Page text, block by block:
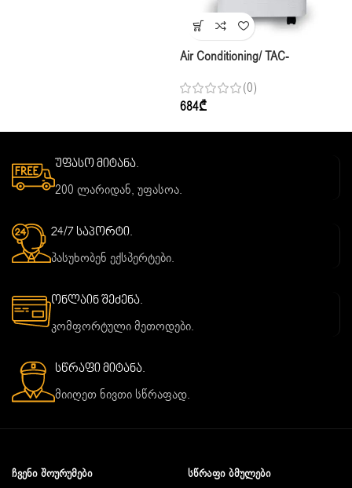
Air Conditioning/ TAC-
Portable, Cooling And Heating, +
Complect
(0)
684₾
უფასო მიტანა.
200 ლარიდან, უფასოა.
24/7 საპორტი.
პასუხობენ ექსპერტები.
ონლაინ შეძენა.
კომფორტული მეთოდები.
სწრაფი მიტანა.
მიიღეთ ნივთი სწრაფად.
ᲩᲕᲔᲜᲘ ᲨᲝᲣᲠᲣᲛᲔᲑᲘ
ᲡᲬᲠᲐᲤᲘ ᲑᲛᲣᲚᲔᲑᲘ